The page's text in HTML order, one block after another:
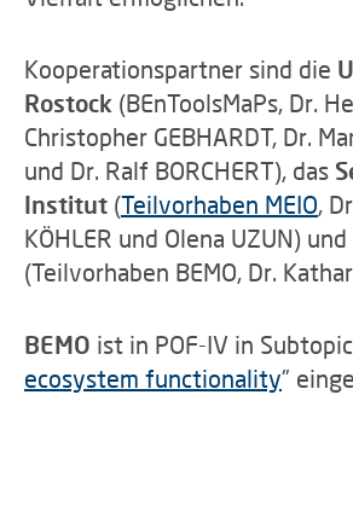
Kooperationspartner sind die
Rostock (BEnToolsMaPs, Dr.
Christopher GEBHARDT, Dr.
und Dr. Ralf BORCHERT), das
Institut (Teilvorhaben MEIO,
KÖHLER und Olena UZUN) und
(Teilvorhaben BEMO, Dr.
BEMO ist in POF-IV in
ecosystem functionality”